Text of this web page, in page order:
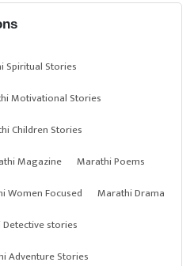
Spiritual Stories
Motivational Stories
Children Stories
Magazine
Marathi Poems
Women Focused
Marathi Drama
stories
Adventure Stories